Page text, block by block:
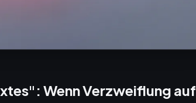
Wenn Verzweiflung auf